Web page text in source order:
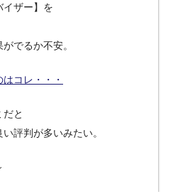
イザー】を
でるか不安。
コレ・・・
と
評判が多いみたい。